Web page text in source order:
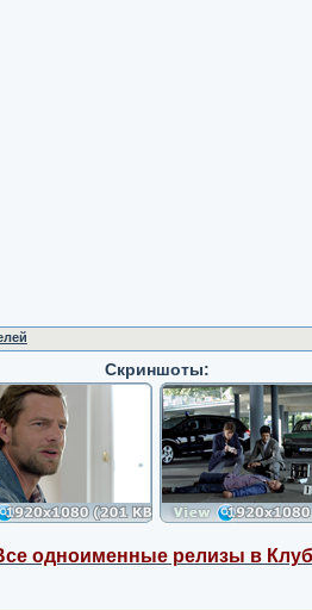
Скриншоты:
одноименные релизы в